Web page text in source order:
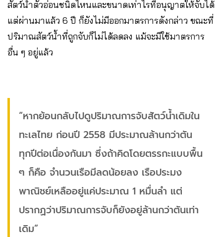
สัตว์น้ำตัวอ่อนชนิดไหนและขนาดเท่าไรที่อนุญาตให้จับได้
แต่ผ่านมาแล้ว 6 ปี ก็ยังไม่มีออกมาตรการดังกล่าว ขณะที่
ปริมาณสัตว์น้ำที่ถูกจับก็ไม่ได้ลดลง แม้จะมีใช้มาตรการ
อื่น ๆ อยู่แล้ว
“หากย้อนกลับไปดูปริมาณการจับสัตว์น้ำเดิมใน
ทะเลไทย ก่อนปี 2558 มีประมาณล้านกว่าตัน
ทุกปีต่อเนื่องกันมา ซึ่งถ้าคิดโดยตรรกะแบบพื้น
ๆ ก็คือ จำนวนเรือมีลดน้อยลง เรือประมง
พาณิชย์เหลืออยู่แค่ประมาณ 1 หมื่นลำ แต่
ปรากฏว่าปริมาณการจับก็ยังอยู่ล้านกว่าตันเท่า
เดิม”